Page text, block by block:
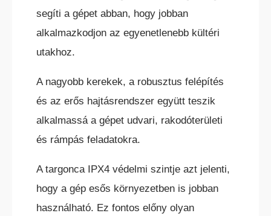
segíti a gépet abban, hogy jobban
alkalmazkodjon az egyenetlenebb kültéri
utakhoz.
A nagyobb kerekek, a robusztus felépítés
és az erős hajtásrendszer együtt teszik
alkalmassá a gépet udvari, rakodóterületi
és rámpás feladatokra.
A targonca IPX4 védelmi szintje azt jelenti,
hogy a gép esős környezetben is jobban
használható. Ez fontos előny olyan